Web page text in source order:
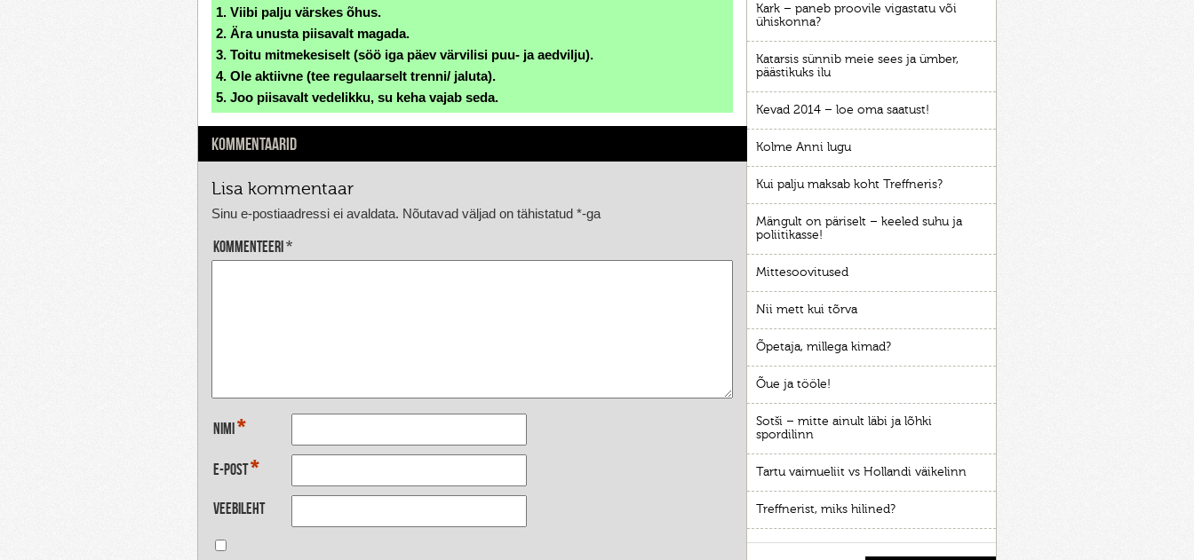
1. Viibi palju värskes õhus.
2. Ära unusta piisavalt magada.
3. Toitu mitmekesiselt (söö iga päev värvilisi puu- ja aedvilju).
4. Ole aktiivne (tee regulaarselt trenni/ jaluta).
5. Joo piisavalt vedelikku, su keha vajab seda.
Kark – paneb proovile vigastatu või
ühiskonna?
Katarsis sünnib meie sees ja ümber,
päästikuks ilu
Kevad 2014 – loe oma saatust!
Kolme Anni lugu
Kui palju maksab koht Treffneris?
Mängult on päriselt – keeled suhu ja
poliitikasse!
Mittesoovitused
Nii mett kui tõrva
Õpetaja, millega kimad?
Õue ja tööle!
Sotši – mitte ainult läbi ja lõhki
spordilinn
Tartu vaimueliit vs Hollandi väikelinn
Treffnerist, miks hilined?
KOMMENTAARID
Lisa kommentaar
Sinu e-postiaadressi ei avaldata. Nõutavad väljad on tähistatud *-ga
Kommenteeri*
Nimi*
E-post*
Veebileht